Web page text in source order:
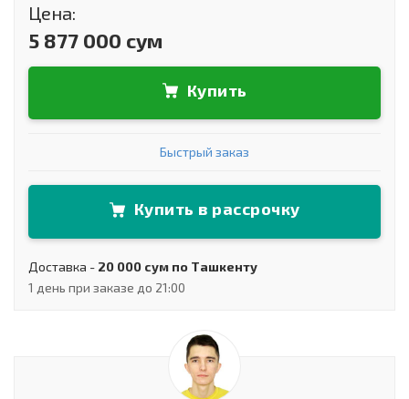
Цена:
5 877 000 сум
Купить
Быстрый заказ
Купить в рассрочку
Доставка - 20 000 сум по Ташкенту
1 день при заказе до 21:00